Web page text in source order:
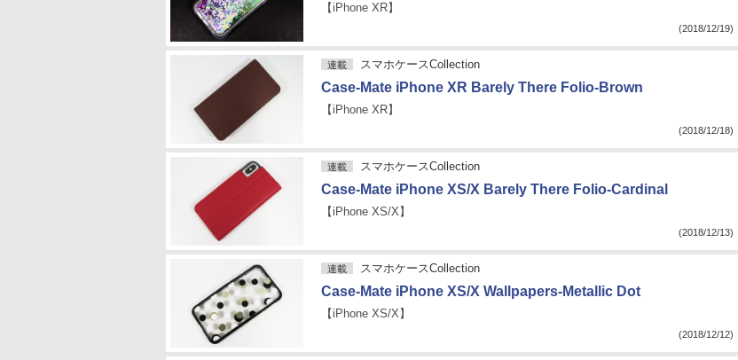
【iPhone XR】
(2018/12/19)
連載 スマホケースCollection
Case-Mate iPhone XR Barely There Folio-Brown
【iPhone XR】
(2018/12/18)
連載 スマホケースCollection
Case-Mate iPhone XS/X Barely There Folio-Cardinal
【iPhone XS/X】
(2018/12/13)
連載 スマホケースCollection
Case-Mate iPhone XS/X Wallpapers-Metallic Dot
【iPhone XS/X】
(2018/12/12)